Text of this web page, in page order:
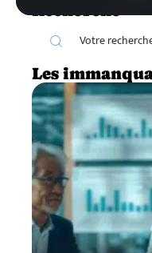
Recherche
Les